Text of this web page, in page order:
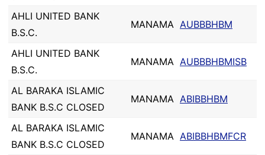
AHLI UNITED BANK
B.S.C.
MANAMA AUBBBHBM
AHLI UNITED BANK
B.S.C.
MANAMA AUBBBHBMISB
AL BARAKA ISLAMIC
BANK B.S.C CLOSED
MANAMA ABIBBHBM
AL BARAKA ISLAMIC
BANK B.S.C CLOSED
MANAMA ABIBBHBMFCR